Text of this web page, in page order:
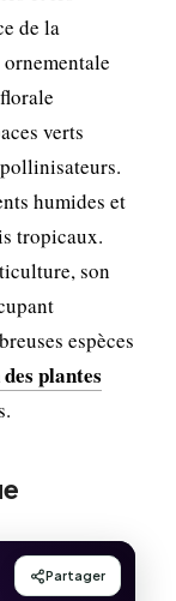
de la
verts
humides et
tropicaux.
son
espèces
plantes